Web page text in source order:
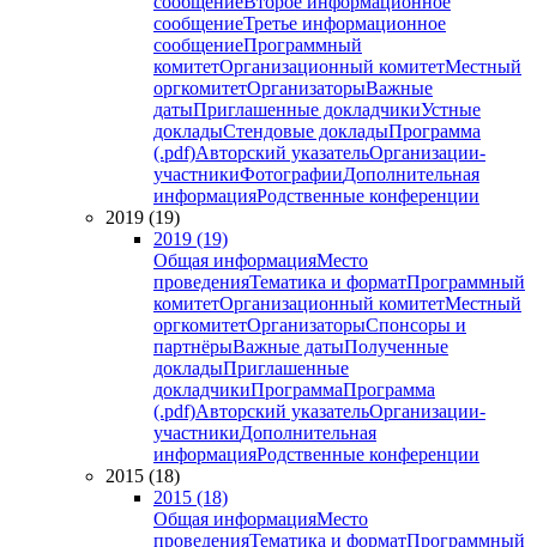
сообщениеТретье информационное
сообщениеПрограммный
комитетОрганизационный комитетМестный
оргкомитетОрганизаторыВажные
датыПриглашенные докладчикиУстные
докладыСтендовые докладыПрограмма
(.pdf)Авторский указательОрганизации-
участникиФотографииДополнительная
информацияРодственные конференции
2019 (19)
2019 (19)
Общая информацияМесто
проведенияТематика и форматПрограммный
комитетОрганизационный комитетМестный
оргкомитетОрганизаторыСпонсоры и
партнёрыВажные датыПолученные
докладыПриглашенные
докладчикиПрограммаПрограмма
(.pdf)Авторский указательОрганизации-
участникиДополнительная
информацияРодственные конференции
2015 (18)
2015 (18)
Общая информацияМесто
проведенияТематика и форматПрограммный